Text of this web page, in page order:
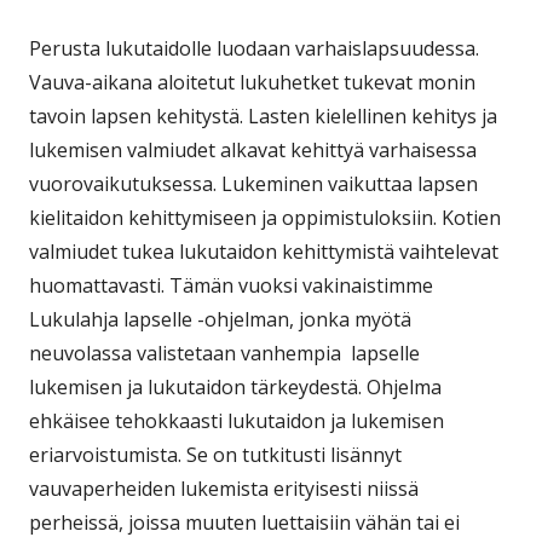
Perusta lukutaidolle luodaan varhaislapsuudessa.
Vauva-aikana aloitetut lukuhetket tukevat monin
tavoin lapsen kehitystä. Lasten kielellinen kehitys ja
lukemisen valmiudet alkavat kehittyä varhaisessa
vuorovaikutuksessa. Lukeminen vaikuttaa lapsen
kielitaidon kehittymiseen ja oppimistuloksiin. Kotien
valmiudet tukea lukutaidon kehittymistä vaihtelevat
huomattavasti. Tämän vuoksi vakinaistimme
Lukulahja lapselle -ohjelman, jonka myötä
neuvolassa valistetaan vanhempia lapselle
lukemisen ja lukutaidon tärkeydestä. Ohjelma
ehkäisee tehokkaasti lukutaidon ja lukemisen
eriarvoistumista. Se on tutkitusti lisännyt
vauvaperheiden lukemista erityisesti niissä
perheissä, joissa muuten luettaisiin vähän tai ei